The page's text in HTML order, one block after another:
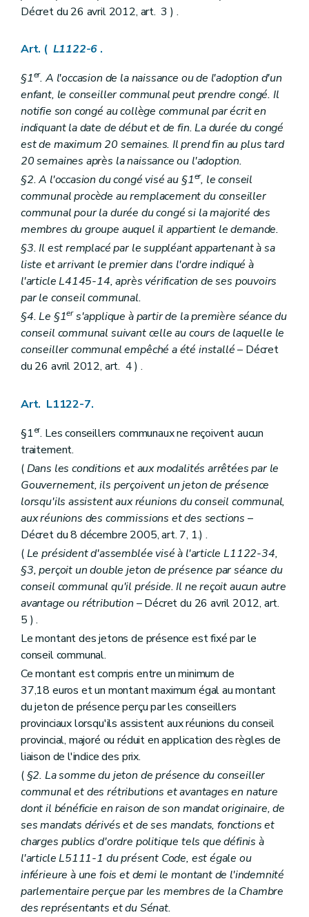
Section première Dispositions générales
Art. L1242-2
Titre premier Budget et comptes
Chapitre premier Dispositions générales
Art. L1311-1
Art. L1311-2
Art. L1311-3
Art. L1311-4
Art. L1311-5
Art. L1311-6
Chapitre II Adoption du budget et règlement des comptes
Art. L1312-1
Art. L1312-2
Chapitre III
Publicité du budget et des comptes
Art. L1313-1
Chapitre IV Equilibre budgétaire
Art. L1314-1
Art. L1314-2
Chapitre V Règlement général de la comptabilité communale
Art. L1315-1
Titre II Charges et dépenses
Chapitre unique
Art. L1321-1
Art. L1321-2
Art. L1321-3
Art. L1331-1
Art. L1331-3
Chapitre II
Art. L1332-2
Art. L1332-3
Art. L1332-4
Art. L1332-5
Art. L1332-6
Art. L1332-7
Art. L1332-8
Art. L1332-9
Art. L1332-10
Art. L1332-11
Art. L1332-12
Art. L1332-15
Art. L1332-16
Art. L1332-17
Art. L1332-18
Art. L1332-19
Art. L1332-20
Art. L1332-21
Art. L1332-22
Art. L1332-23
Art. L1332-24
Art. L1332-25
Art. L1332-26
Art. L1332-27
Art. L1332-28
Art. L1332-29
Art. L1332-30
Art. L1332-31
Livre IV
Organes territoriaux intracommunaux
Titre premier Organisation des organes territoriaux intracommunaux
Chapitre premier Dispositions générales
Art. L1411-1
Décret du 26 avril 2012, art. 3 ) .
Art. ( L1122-6 .
§1er. A l'occasion de la naissance ou de l'adoption d'un
enfant, le conseiller communal peut prendre congé. Il
notifie son congé au collège communal par écrit en
indiquant la date de début et de fin. La durée du congé
est de maximum 20 semaines. Il prend fin au plus tard
20 semaines après la naissance ou l'adoption.
§2. A l'occasion du congé visé au §1er, le conseil
communal procède au remplacement du conseiller
communal pour la durée du congé si la majorité des
membres du groupe auquel il appartient le demande.
§3. Il est remplacé par le suppléant appartenant à sa
liste et arrivant le premier dans l'ordre indiqué à
l'article L4145-14, après vérification de ses pouvoirs
par le conseil communal.
§4. Le §1ers'applique à partir de la première séance du
conseil communal suivant celle au cours de laquelle le
conseiller communal empêché a été installé– Décret
du 26 avril 2012, art. 4 ) .
Art. L1122-7.
§1er. Les conseillers communaux ne reçoivent aucun
traitement.
(Dans les conditions et aux modalités arrêtées par le
Gouvernement, ils perçoivent un jeton de présence
lorsqu'ils assistent aux réunions du conseil communal,
aux réunions des commissions et des sections –
Décret du 8 décembre 2005, art. 7, 1.) .
(Le président d'assemblée visé à l'article L1122-34,
§3, perçoit un double jeton de présence par séance du
conseil communal qu'il préside. Il ne reçoit aucun autre
avantage ou rétribution – Décret du 26 avril 2012, art.
5 ) .
Le montant des jetons de présence est fixé par le
conseil communal.
Ce montant est compris entre un minimum de
37,18 euros et un montant maximum égal au montant
du jeton de présence perçu par les conseillers
provinciaux lorsqu'ils assistent aux réunions du conseil
provincial, majoré ou réduit en application des règles de
liaison de l'indice des prix.
(§2. La somme du jeton de présence du conseiller
communal et des rétributions et avantages en nature
dont il bénéficie en raison de son mandat originaire, de
ses mandats dérivés et de ses mandats, fonctions et
charges publics d'ordre politique tels que définis à
l'article L5111-1 du présent Code, est égale ou
inférieure à une fois et demi le montant de l'indemnité
parlementaire perçue par les membres de la Chambre
des représentants et du Sénat.